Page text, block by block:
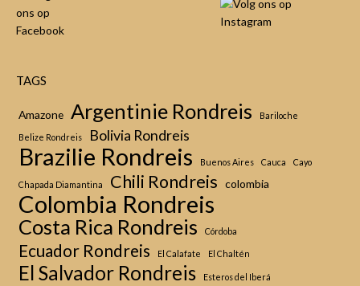
TAGS
Amazone Argentinie Rondreis Bariloche
Belize Rondreis Bolivia Rondreis
Brazilie Rondreis Buenos Aires Cauca Cayo
Chapada Diamantina Chili Rondreis colombia
Colombia Rondreis
Costa Rica Rondreis Córdoba
Ecuador Rondreis El Calafate El Chaltén
El Salvador Rondreis Esteros del Iberá